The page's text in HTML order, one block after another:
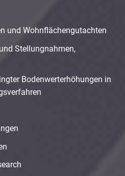
und Wohnflächengutachten
Stellungnahmen,
Bodenwerterhöhungen in